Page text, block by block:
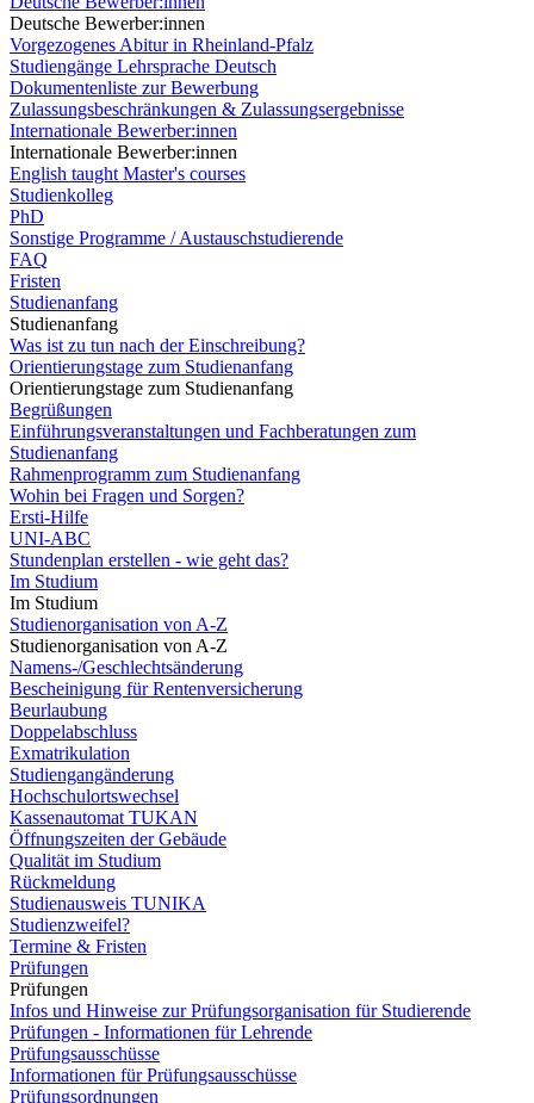
Deutsche Bewerber:innen
Vorgezogenes Abitur in Rheinland-Pfalz
Studiengänge Lehrsprache Deutsch
Dokumentenliste zur Bewerbung
Zulassungsbeschränkungen & Zulassungsergebnisse
Internationale Bewerber:innen
Internationale Bewerber:innen
English taught Master's courses
Studienkolleg
PhD
Sonstige Programme / Austauschstudierende
FAQ
Fristen
Studienanfang
Studienanfang
Was ist zu tun nach der Einschreibung?
Orientierungstage zum Studienanfang
Orientierungstage zum Studienanfang
Begrüßungen
Einführungsveranstaltungen und Fachberatungen zum
Studienanfang
Rahmenprogramm zum Studienanfang
Wohin bei Fragen und Sorgen?
Ersti-Hilfe
UNI-ABC
Stundenplan erstellen - wie geht das?
Im Studium
Im Studium
Studienorganisation von A-Z
Studienorganisation von A-Z
Namens-/Geschlechtsänderung
Bescheinigung für Rentenversicherung
Beurlaubung
Doppelabschluss
Exmatrikulation
Studiengangänderung
Hochschulortswechsel
Kassenautomat TUKAN
Öffnungszeiten der Gebäude
Qualität im Studium
Rückmeldung
Studienausweis TUNIKA
Studienzweifel?
Termine & Fristen
Prüfungen
Prüfungen
Infos und Hinweise zur Prüfungsorganisation für Studierende
Prüfungen - Informationen für Lehrende
Prüfungsausschüsse
Informationen für Prüfungsausschüsse
Prüfungsordnungen